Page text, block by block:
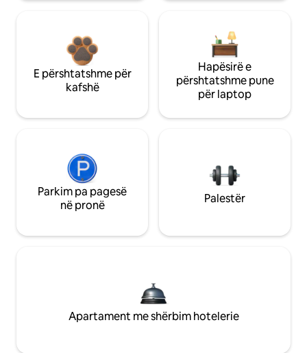
E përshtatshme për
kafshë
Hapësirë e
përshtatshme pune
për laptop
Parkim pa pagesë
në pronë
Palestër
Apartament me shërbim hotelerie